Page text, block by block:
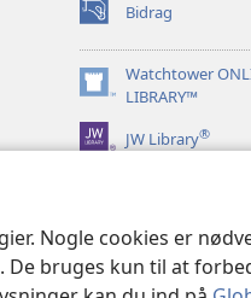
Nogle cookies er
bruges kun til at
Bidrag
(åbner
nyt
vindue)Watchtower
LIBRARY™
(åbner
nyt
vindue)JW Library®